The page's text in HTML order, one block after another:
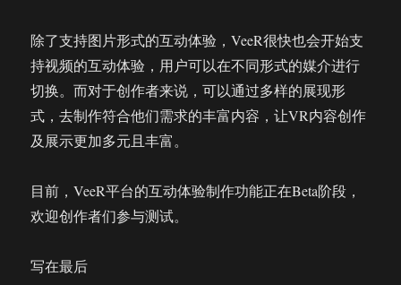
除了支持图片形式的互动体验，VeeR很快也会开始支
持视频的互动体验，用户可以在不同形式的媒介进行
切换。而对于创作者来说，可以通过多样的展现形
式，去制作符合他们需求的丰富内容，让VR内容创作
及展示更加多元且丰富。
目前，VeeR平台的互动体验制作功能正在Beta阶段，
欢迎创作者们参与测试。
写在最后